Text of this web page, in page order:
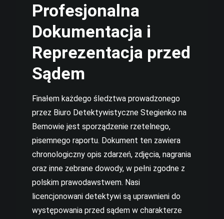
Profesjonalna
Dokumentacja i
Reprezentacja przed
Sądem
Finałem każdego śledztwa prowadzonego
przez Biuro Detektywistyczne Stegienko na
Bemowie jest sporządzenie rzetelnego,
pisemnego raportu. Dokument ten zawiera
chronologiczny opis zdarzeń, zdjęcia, nagrania
oraz inne zebrane dowody, w pełni zgodne z
polskim prawodawstwem. Nasi
licencjonowani detektywi są uprawnieni do
występowania przed sądem w charakterze